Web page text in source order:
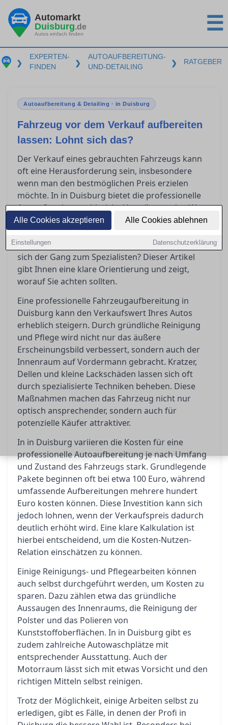
Alle Cookies akzeptieren Alle Cookies ablehnen
Einstellungen Datenschutzerklärung
Automarkt
Duisburg.de
Autos einfach finden ☰
❯
EXPERTEN-
FINDEN
❯
AUTOAUFBEREITUNG-
UND-DETAILING
❯ RATGEBER
Autoaufbereitung & Detailing · in Duisburg
Fahrzeug vor dem Verkauf aufbereiten
lassen: Lohnt sich das?
Der Verkauf eines gebrauchten Fahrzeugs kann
oft eine Herausforderung sein, insbesondere
wenn man den bestmöglichen Preis erzielen
möchte. In in Duisburg bietet die professionelle
Autoaufbereitungzahlreiche Vorteile, um den Wert
des Fahrzeugs zu steigern. Doch welche
Maßnahmen sind wirklich notwendig, welche
Kosten kommen auf einen zu, und wann lohnt
sich der Gang zum Spezialisten? Dieser Artikel
gibt Ihnen eine klare Orientierung und zeigt,
worauf Sie achten sollten.
Eine professionelle Fahrzeugaufbereitung in
Duisburg kann den Verkaufswert Ihres Autos
erheblich steigern. Durch gründliche Reinigung
und Pflege wird nicht nur das äußere
Erscheinungsbild verbessert, sondern auch der
Innenraum auf Vordermann gebracht. Kratzer,
Dellen und kleine Lackschäden lassen sich oft
durch spezialisierte Techniken beheben. Diese
Maßnahmen machen das Fahrzeug nicht nur
optisch ansprechender, sondern auch für
potenzielle Käufer attraktiver.
In in Duisburg variieren die Kosten für eine
professionelle Autoaufbereitung je nach Umfang
und Zustand des Fahrzeugs stark. Grundlegende
Pakete beginnen oft bei etwa 100 Euro, während
umfassende Aufbereitungen mehrere hundert
Euro kosten können. Diese Investition kann sich
jedoch lohnen, wenn der Verkaufspreis dadurch
deutlich erhöht wird. Eine klare Kalkulation ist
hierbei entscheidend, um die Kosten-Nutzen-
Relation einschätzen zu können.
Einige Reinigungs- und Pflegearbeiten können
auch selbst durchgeführt werden, um Kosten zu
sparen. Dazu zählen etwa das gründliche
Aussaugen des Innenraums, die Reinigung der
Polster und das Polieren von
Kunststoffoberflächen. In in Duisburg gibt es
zudem zahlreiche Autowaschplätze mit
entsprechender Ausstattung. Auch der
Motorraum lässt sich mit etwas Vorsicht und den
richtigen Mitteln selbst reinigen.
Trotz der Möglichkeit, einige Arbeiten selbst zu
erledigen, gibt es Fälle, in denen der Profi in